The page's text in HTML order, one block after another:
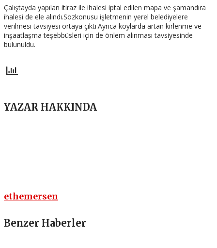
Çalıştayda yapılan itiraz ile ihalesi iptal edilen mapa ve şamandıra
ihalesi de ele alındı.Sözkonusu işletmenin yerel belediyelere
verilmesi tavsiyesi ortaya çıktı.Ayrıca koylarda artan kirlenme ve
inşaatlaşma teşebbüsleri için de önlem alınması tavsiyesinde
bulunuldu.
YAZAR HAKKINDA
ethemersen
Benzer Haberler